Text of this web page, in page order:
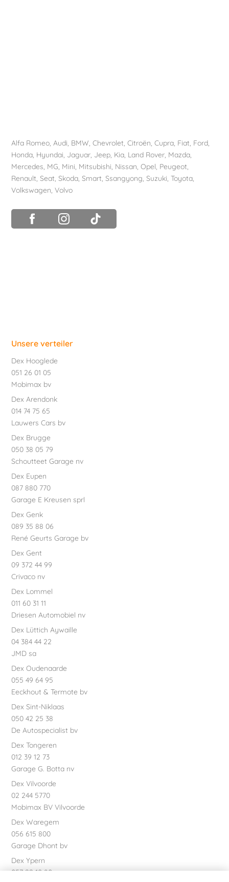
Alfa Romeo,Audi, BMW,Chevrolet,Citroën, Cupra, Fiat, Ford,
Honda, Hyundai, Jaguar, Jeep, Kia, Land Rover, Mazda,
Mercedes, MG, Mini, Mitsubishi, Nissan,Opel, Peugeot,
Renault,Seat,Skoda,Smart,Ssangyong,Suzuki,Toyota,
Volkswagen,Volvo
Unsere verteiler
Dex Hooglede
051 26 01 05
Mobimax bv
Dex Arendonk
014 74 75 65
Lauwers Cars bv
Dex Brugge
050 38 05 79
Schoutteet Garage nv
Dex Eupen
087 880 770
Garage E Kreusen sprl
Dex Genk
089 35 88 06
René Geurts Garage bv
Dex Gent
09 372 44 99
Crivaco nv
Dex Lommel
011 60 31 11
Driesen Automobiel nv
Dex Lüttich Aywaille
04 384 44 22
JMD sa
Dex Oudenaarde
055 49 64 95
Eeckhout & Termote bv
Dex Sint-Niklaas
050 42 25 38
De Autospecialist bv
Dex Tongeren
012 39 12 73
Garage G. Botta nv
Dex Vilvoorde
02 244 5770
Mobimax BV Vilvoorde
Dex Waregem
056 615 800
Garage Dhont bv
Dex Ypern
057 22 10 80